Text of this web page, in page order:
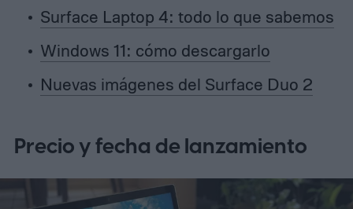
Surface Laptop 4: todo lo que sabemos
Windows 11: cómo descargarlo
Nuevas imágenes del Surface Duo 2
Precio y fecha de lanzamiento